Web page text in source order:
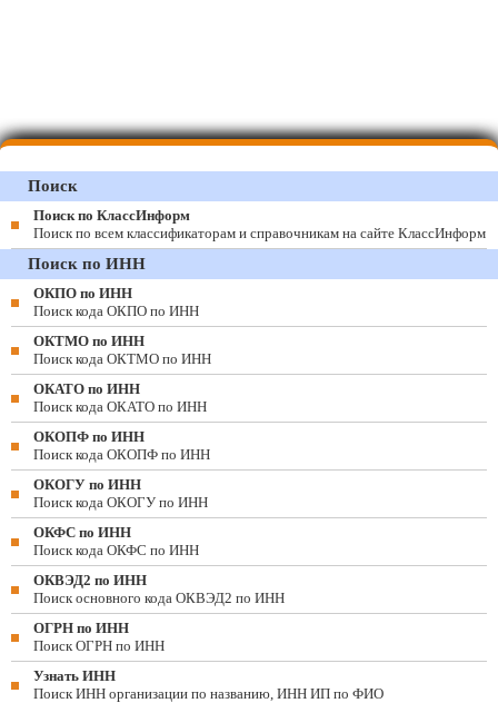
Поиск
Поиск по КлассИнформ
Поиск по всем классификаторам и справочникам на сайте КлассИнформ
Поиск по ИНН
ОКПО по ИНН
Поиск кода ОКПО по ИНН
ОКТМО по ИНН
Поиск кода ОКТМО по ИНН
ОКАТО по ИНН
Поиск кода ОКАТО по ИНН
ОКОПФ по ИНН
Поиск кода ОКОПФ по ИНН
ОКОГУ по ИНН
Поиск кода ОКОГУ по ИНН
ОКФС по ИНН
Поиск кода ОКФС по ИНН
ОКВЭД2 по ИНН
Поиск основного кода ОКВЭД2 по ИНН
ОГРН по ИНН
Поиск ОГРН по ИНН
Узнать ИНН
Поиск ИНН организации по названию, ИНН ИП по ФИО